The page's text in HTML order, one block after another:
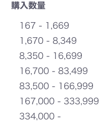
購入数量
167 - 1,669
1,670 - 8,349
8,350 - 16,699
16,700 - 83,499
83,500 - 166,999
167,000 - 333,999
334,000 -